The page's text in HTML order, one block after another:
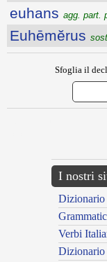
euhans agg. part.
Euhēmĕrus
Sfoglia il
I nostri
Dizionario
Verbi
Dizionario